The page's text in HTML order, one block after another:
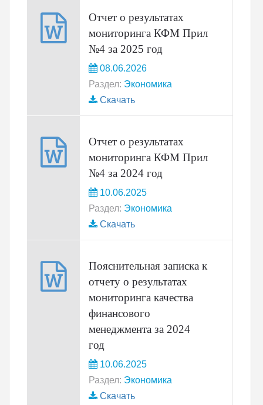
Отчет о результатах
мониторинга КФМ Прил
№4 за 2025 год
08.06.2026
Раздел: Экономика
Скачать
Отчет о результатах
мониторинга КФМ Прил
№4 за 2024 год
10.06.2025
Раздел: Экономика
Скачать
Пояснительная записка к
отчету о результатах
мониторинга качества
финансового
менеджмента за 2024
год
10.06.2025
Раздел: Экономика
Скачать